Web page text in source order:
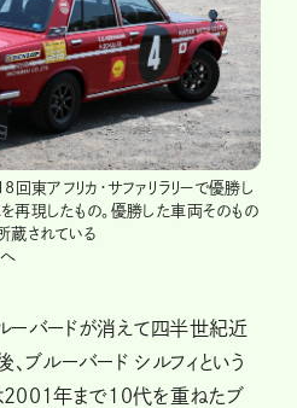
東アフリカ・サファリラリーで優勝し
再現したもの。優勝した車両そのもの
蔵されている
ーバードが消えて四半世紀近
、ブルーバード シルフィという
2001年まで10代を重ねたブ